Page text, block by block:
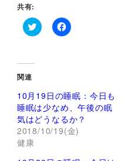
共有:
ク
し
て
T
i
t
t
e
r
で
共
有
(
F
で
共
有
す
る
に
リ
関連
10月19日の睡眠：今日も
睡眠は少なめ、午後の眠
気はどうなるか？
2018/10/19(金)
健康